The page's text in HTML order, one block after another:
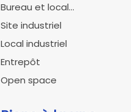
Bureau et local...
Site industriel
Local industriel
Entrepôt
Open space